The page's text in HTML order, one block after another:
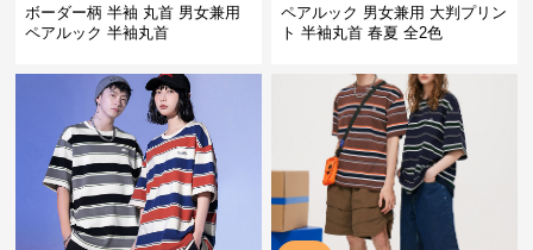
ボーダー柄 半袖 丸首 男女兼用
ペアルック 半袖丸首
ペアルック 男女兼用 大判プリン
ト 半袖丸首 春夏 全2色